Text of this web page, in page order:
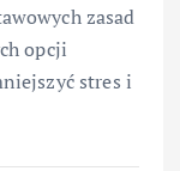
zasad
opcji
stres i